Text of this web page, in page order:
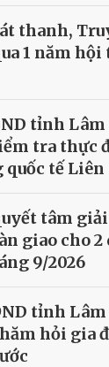
thanh,
1 năm hội
tỉnh
tra thực
tế
tâm
giao cho 2
9/2026
tỉnh
hỏi gia